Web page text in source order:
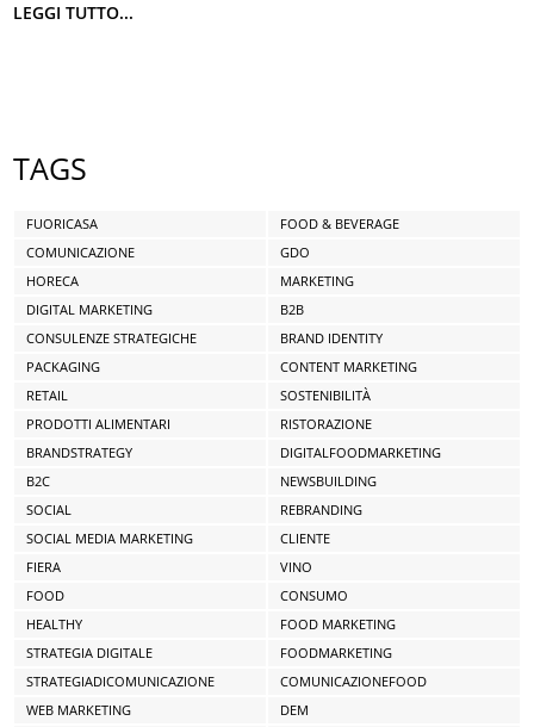
LEGGI TUTTO...
TAGS
FUORICASA
FOOD & BEVERAGE
COMUNICAZIONE
GDO
HORECA
MARKETING
DIGITAL MARKETING
B2B
CONSULENZE STRATEGICHE
BRAND IDENTITY
PACKAGING
CONTENT MARKETING
RETAIL
SOSTENIBILITÀ
PRODOTTI ALIMENTARI
RISTORAZIONE
BRANDSTRATEGY
DIGITALFOODMARKETING
B2C
NEWSBUILDING
SOCIAL
REBRANDING
SOCIAL MEDIA MARKETING
CLIENTE
FIERA
VINO
FOOD
CONSUMO
HEALTHY
FOOD MARKETING
STRATEGIA DIGITALE
FOODMARKETING
STRATEGIADICOMUNICAZIONE
COMUNICAZIONEFOOD
WEB MARKETING
DEM